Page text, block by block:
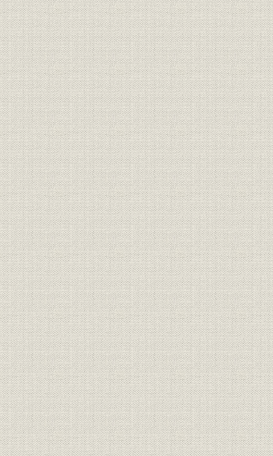
第一款 財政及び金融
一 財政
二 金融
第二款 産業及び貿易
一 産業
二 貿易
第二節 本行目的業務の変移
第一款 明治三八年の本行法改正
一 本行法改正、特に対外業務拡充の必要性
二 「日清銀行法案」
三 明治三六年の本行法改正案と定款の改正
四 本行を「東亜興業銀行」等に移行せんとする諸案
五 明治三八年の本行法改正
第二款 明治三九年の本行法改正
一 外資による増資計画
二 明治三九年の本行法改正
三 京城支店設置並びに廃止に関する定款改正
第三款 明治四四年の本行法改正